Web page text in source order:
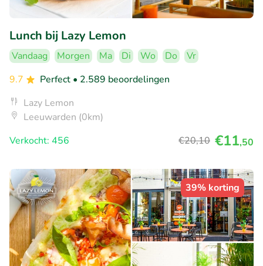
Lunch bij Lazy Lemon
Vandaag Morgen Ma Di Wo Do
Vr
9.7
Perfect • 2.589 beoordelingen
Lazy Lemon
Leeuwarden (0km)
Verkocht: 456
€20,10 €11,50
39% korting